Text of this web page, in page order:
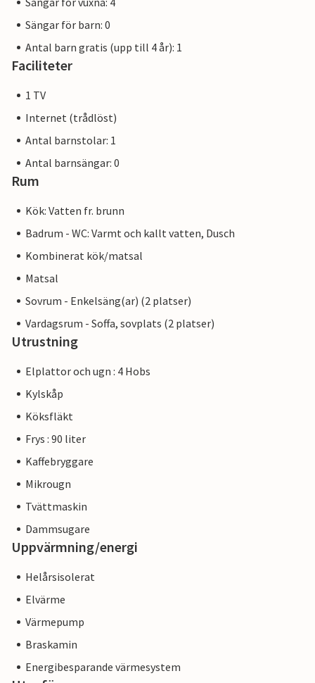
Sängar för barn: 0
Antal barn gratis (upp till 4 år): 1
Faciliteter
1 TV
Internet (trådlöst)
Antal barnstolar: 1
Antal barnsängar: 0
Rum
Kök: Vatten fr. brunn
Badrum - WC: Varmt och kallt vatten, Dusch
Kombinerat kök/matsal
Matsal
Sovrum - Enkelsäng(ar) (2 platser)
Vardagsrum - Soffa, sovplats (2 platser)
Utrustning
Elplattor och ugn : 4 Hobs
Kylskåp
Köksfläkt
Frys : 90 liter
Kaffebryggare
Mikrougn
Tvättmaskin
Dammsugare
Uppvärmning/energi
Helårsisolerat
Elvärme
Värmepump
Braskamin
Energibesparande värmesystem